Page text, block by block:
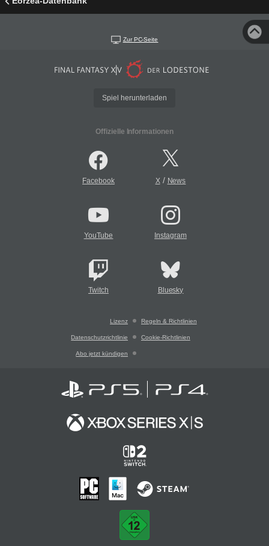
Zur PC-Seite
Spiel herunterladen
Offizielle Informationen
Facebook X/ News
YouTube Instagram
Twitch Bluesky
Lizenz Regeln & Richtlinien
Datenschutzrichtlinie Cookie-Richtlinien
Abo jetzt kündigen